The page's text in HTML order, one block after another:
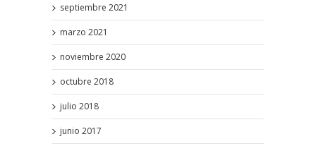
septiembre 2021
marzo 2021
noviembre 2020
octubre 2018
julio 2018
junio 2017